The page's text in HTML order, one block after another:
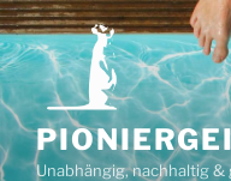
Zum
Inhalt
springen
Unabhängig, nachhaltig